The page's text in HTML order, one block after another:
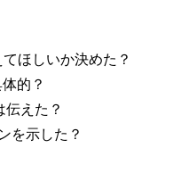
ほしいか決めた？
的？
伝えた？
を示した？